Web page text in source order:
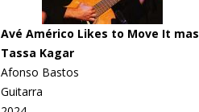
Avé Américo Likes to Move It mas
Tassa Kagar
Afonso Bastos
Guitarra